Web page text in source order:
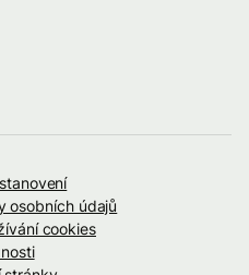
osobních údajů
cookies